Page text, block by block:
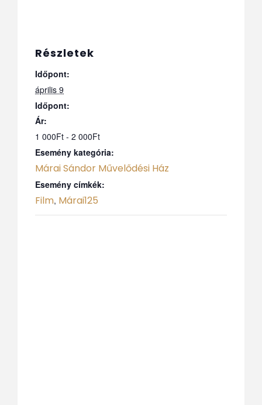
Részletek
Időpont:
április 9
Időpont:
Ár:
1 000Ft - 2 000Ft
Esemény kategória:
Márai Sándor Művelődési Ház
Esemény címkék:
Film, Márai125